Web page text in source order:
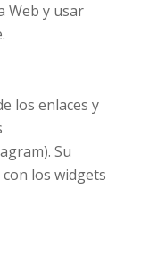
Web y usar
los enlaces y
Su
los widgets